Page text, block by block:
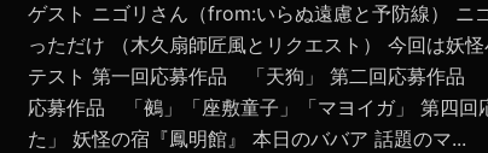
ゲスト ニゴリさん（from:いらぬ遠慮と予防線） ニ
っただけ （木久扇師匠風とリクエスト） 今回は妖
テスト 第一回応募作品 「天狗」 第二回応募作品
応募作品 「鵺」「座敷童子」「マヨイガ」 第四
た」 妖怪の宿『鳳明館』 本日のババア 話題のマ...